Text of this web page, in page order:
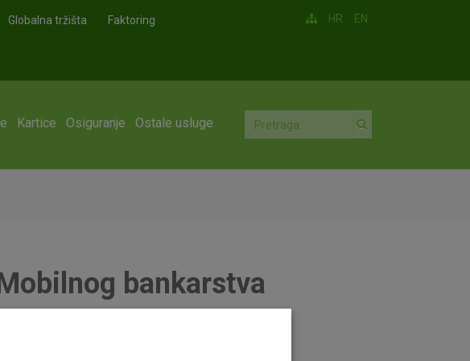
Globalna tržišta Faktoring HR EN
Kartice Osiguranje Ostale usluge
bankarstva